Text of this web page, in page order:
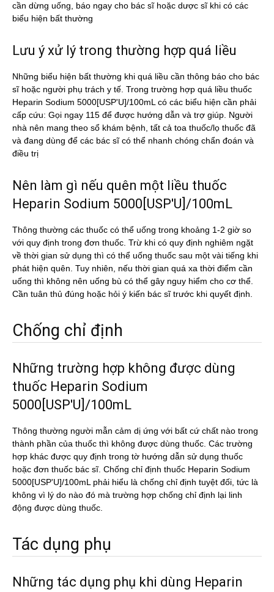
cần dừng uống, báo ngay cho bác sĩ hoặc dược sĩ khi có các
biểu hiện bất thường
Lưu ý xử lý trong thường hợp quá liều
Những biểu hiện bất thường khi quá liều cần thông báo cho bác
sĩ hoặc người phụ trách y tế. Trong trường hợp quá liều thuốc
Heparin Sodium 5000[USP'U]/100mL có các biểu hiện cần phải
cấp cứu: Gọi ngay 115 để được hướng dẫn và trợ giúp. Người
nhà nên mang theo sổ khám bệnh, tất cả toa thuốc/lọ thuốc đã
và đang dùng để các bác sĩ có thể nhanh chóng chẩn đoán và
điều trị
Nên làm gì nếu quên một liều thuốc
Heparin Sodium 5000[USP'U]/100mL
Thông thường các thuốc có thể uống trong khoảng 1-2 giờ so
với quy định trong đơn thuốc. Trừ khi có quy định nghiêm ngặt
về thời gian sử dụng thì có thể uống thuốc sau một vài tiếng khi
phát hiện quên. Tuy nhiên, nếu thời gian quá xa thời điểm cần
uống thì không nên uống bù có thể gây nguy hiểm cho cơ thể.
Cần tuân thủ đúng hoặc hỏi ý kiến bác sĩ trước khi quyết định.
Chống chỉ định
Những trường hợp không được dùng
thuốc Heparin Sodium
5000[USP'U]/100mL
Thông thường người mẫn cảm dị ứng với bất cứ chất nào trong
thành phần của thuốc thì không được dùng thuốc. Các trường
hợp khác được quy định trong tờ hướng dẫn sử dụng thuốc
hoặc đơn thuốc bác sĩ. Chống chỉ định thuốc Heparin Sodium
5000[USP'U]/100mL phải hiểu là chống chỉ định tuyệt đối, tức là
không vì lý do nào đó mà trường hợp chống chỉ định lại linh
động được dùng thuốc.
Tác dụng phụ
Những tác dụng phụ khi dùng Heparin